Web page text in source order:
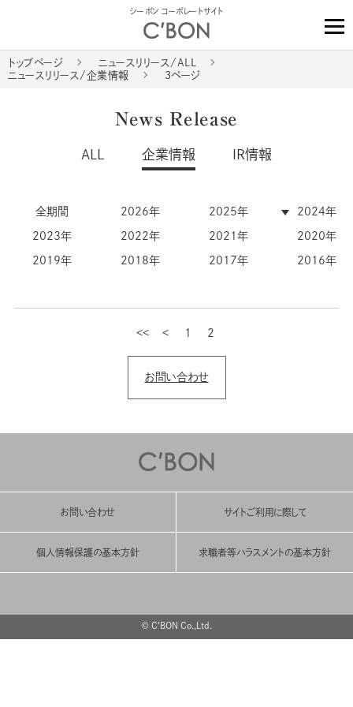
シーボン コーポレートサイト
トップページ
ニュースリリース/ALL
ニュースリリース/企業情報
3ページ
News Release
ALL 企業情報 IR情報
全期間 2026年 2025年 2024年
2023年 2022年 2021年 2020年
2019年 2018年 2017年 2016年
最初
1 2
お問い合わせ
お問い合わせ サイトご利用に際して
個人情報保護の基本方針 求職者等ハラスメントの基本方針
© C'BON Co.,Ltd.